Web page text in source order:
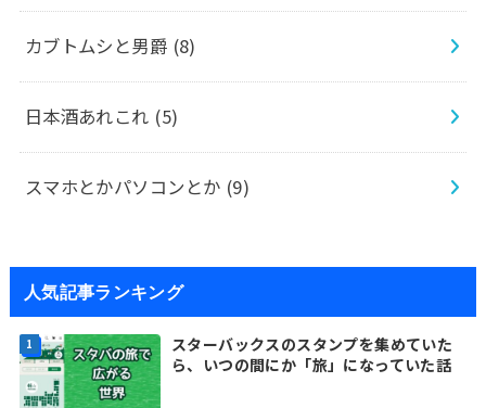
カブトムシと男爵 (8)
日本酒あれこれ (5)
スマホとかパソコンとか (9)
人気記事ランキング
スターバックスのスタンプを集めていた
ら、いつの間にか「旅」になっていた話